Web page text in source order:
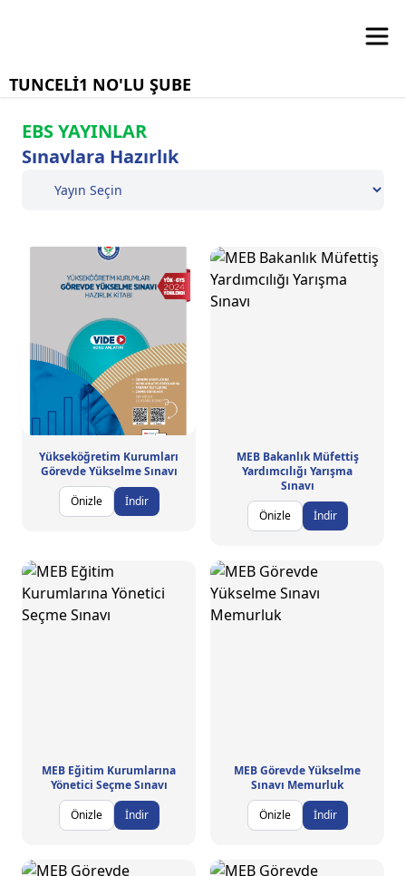
TUNCELİ1 NO'LU ŞUBE
EBS YAYINLAR
Sınavlara Hazırlık
Yükseköğretim Kurumları
Görevde Yükselme Sınavı
Önizle
İndir
MEB Bakanlık Müfettiş
Yardımcılığı Yarışma
Sınavı
Önizle
İndir
MEB Eğitim Kurumlarına
Yönetici Seçme Sınavı
Önizle
İndir
MEB Görevde Yükselme
Sınavı Memurluk
Önizle
İndir